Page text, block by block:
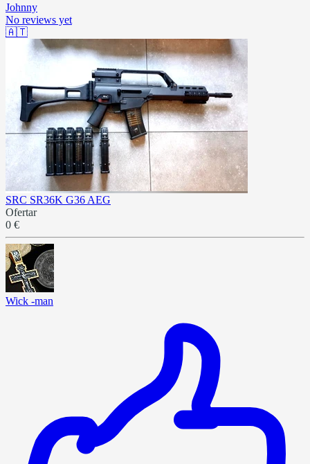
Johnny
No reviews yet
🇦🇹
SRC SR36K G36 AEG
Ofertar
0 €
Wick -man